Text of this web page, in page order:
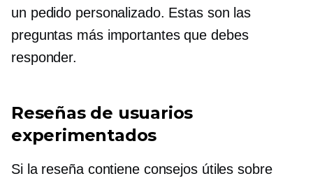
un pedido personalizado. Estas son las
preguntas más importantes que debes
responder.
Reseñas de usuarios
experimentados
Si la reseña contiene consejos útiles sobre